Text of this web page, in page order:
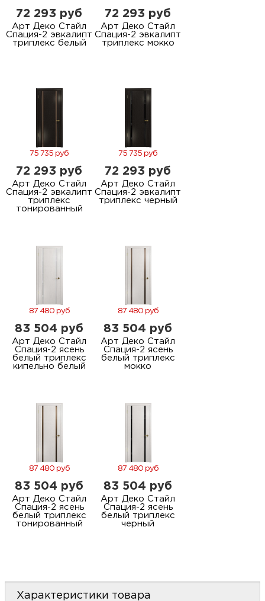
72 293 руб
Арт Деко Стайл
Спация-2 эвкалипт
триплекс белый
72 293 руб
Арт Деко Стайл
Спация-2 эвкалипт
триплекс мокко
75 735 руб
72 293 руб
Арт Деко Стайл
Спация-2 эвкалипт
триплекс
тонированный
75 735 руб
72 293 руб
Арт Деко Стайл
Спация-2 эвкалипт
триплекс черный
87 480 руб
83 504 руб
Арт Деко Стайл
Спация-2 ясень
белый триплекс
кипельно белый
87 480 руб
83 504 руб
Арт Деко Стайл
Спация-2 ясень
белый триплекс
мокко
87 480 руб
83 504 руб
Арт Деко Стайл
Спация-2 ясень
белый триплекс
тонированный
87 480 руб
83 504 руб
Арт Деко Стайл
Спация-2 ясень
белый триплекс
черный
Характеристики товара